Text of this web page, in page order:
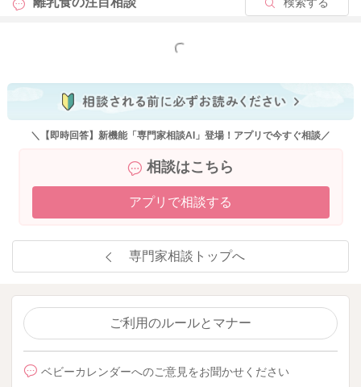
もっと見る
＼【即時回答】新機能「専門家相談AI」登場！アプリで今すぐ相談／
相談はこちら
アプリで相談する
専門家相談トップへ
ご利用のルールとマナー
ベビーカレンダーへのご意見をお聞かせください